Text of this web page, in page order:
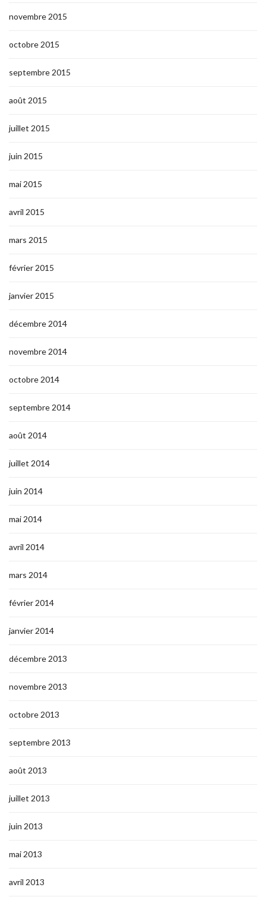
novembre 2015
octobre 2015
septembre 2015
août 2015
juillet 2015
juin 2015
mai 2015
avril 2015
mars 2015
février 2015
janvier 2015
décembre 2014
novembre 2014
octobre 2014
septembre 2014
août 2014
juillet 2014
juin 2014
mai 2014
avril 2014
mars 2014
février 2014
janvier 2014
décembre 2013
novembre 2013
octobre 2013
septembre 2013
août 2013
juillet 2013
juin 2013
mai 2013
avril 2013